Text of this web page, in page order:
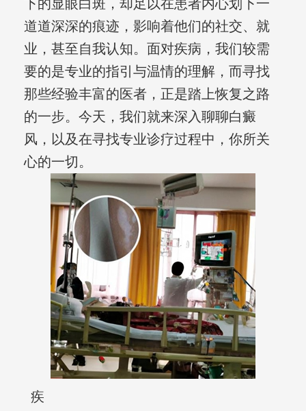
下的显眼白斑，却足以在患者内心划下一
道道深深的痕迹，影响着他们的社交、就
业，甚至自我认知。面对疾病，我们较需
要的是专业的指引与温情的理解，而寻找
那些经验丰富的医者，正是踏上恢复之路
的一步。今天，我们就来深入聊聊白癜
风，以及在寻找专业诊疗过程中，你所关
心的一切。
疾